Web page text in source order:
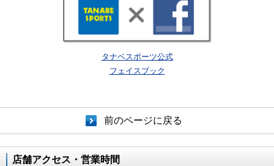
タナベスポーツ公式
フェイスブック
前のページに戻る
店舗アクセス・営業時間